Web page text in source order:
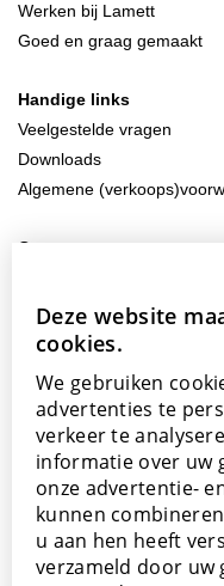
Werken bij Lamett
Goed en graag gemaakt
Handige links
Veelgestelde vragen
Downloads
Algemene
Contacteer ons
+32 56 77 45 15
Onze showroom
Onze verkooppunten
Met de steun van
Deze website
cookies.
We gebruiken
advertenties te
verkeer te
informatie over uw
onze advertentie-
kunnen
u aan hen heeft
verzameld door uw